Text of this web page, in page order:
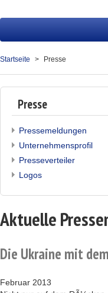
Service
Presse
Kontakt
Startseite Presse
Presse
Pressemeldungen
Unternehmensprofil
Presseverteiler
Logos
Aktuelle
Die Ukraine mit
Februar 2013